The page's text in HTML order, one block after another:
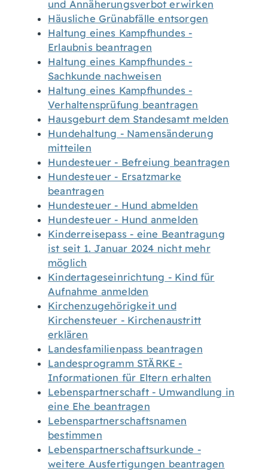
und Annäherungsverbot erwirken
Häusliche Grünabfälle entsorgen
Haltung eines Kampfhundes -
Erlaubnis beantragen
Haltung eines Kampfhundes -
Sachkunde nachweisen
Haltung eines Kampfhundes -
Verhaltensprüfung beantragen
Hausgeburt dem Standesamt melden
Hundehaltung - Namensänderung
mitteilen
Hundesteuer - Befreiung beantragen
Hundesteuer - Ersatzmarke
beantragen
Hundesteuer - Hund abmelden
Hundesteuer - Hund anmelden
Kinderreisepass - eine Beantragung
ist seit 1. Januar 2024 nicht mehr
möglich
Kindertageseinrichtung - Kind für
Aufnahme anmelden
Kirchenzugehörigkeit und
Kirchensteuer - Kirchenaustritt
erklären
Landesfamilienpass beantragen
Landesprogramm STÄRKE -
Informationen für Eltern erhalten
Lebenspartnerschaft - Umwandlung in
eine Ehe beantragen
Lebenspartnerschaftsnamen
bestimmen
Lebenspartnerschaftsurkunde -
weitere Ausfertigungen beantragen